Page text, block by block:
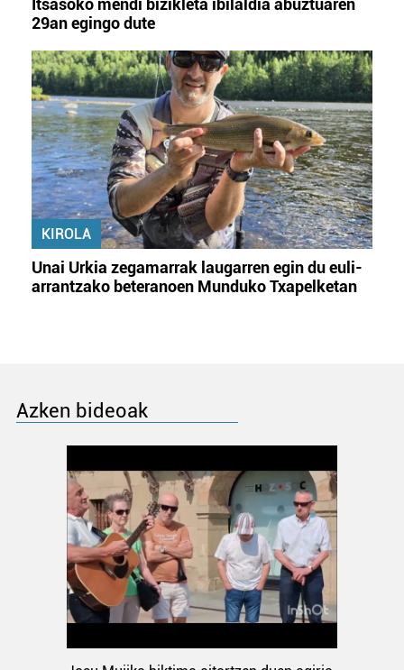
Itsasoko mendi bizikleta ibilaldia abuztuaren
29an egingo dute
KIROLA
Unai Urkia zegamarrak laugarren egin du euli-
arrantzako beteranoen Munduko Txapelketan
Azken bideoak